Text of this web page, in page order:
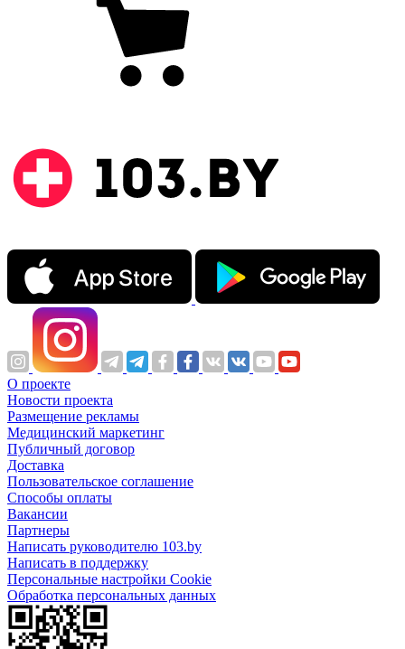
О проекте
Новости проекта
Размещение рекламы
Медицинский маркетинг
Публичный договор
Доставка
Пользовательское соглашение
Способы оплаты
Вакансии
Партнеры
Написать руководителю 103.by
Написать в поддержку
Персональные настройки Cookie
Обработка персональных данных